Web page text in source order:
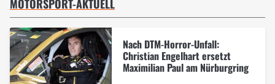
MOTORSPORT-AKTUELL
Nach DTM-Horror-Unfall:
Christian Engelhart ersetzt
Maximilian Paul am Nürburgring